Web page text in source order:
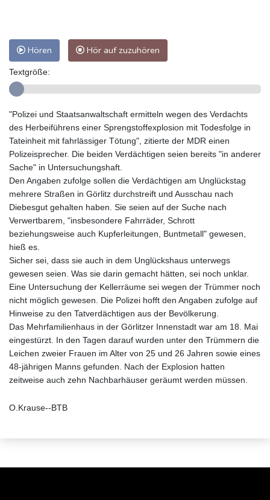
Hören Hör auf zuzuhören
Textgröße:
"Polizei und Staatsanwaltschaft ermitteln wegen des Verdachts
des Herbeiführens einer Sprengstoffexplosion mit Todesfolge in
Tateinheit mit fahrlässiger Tötung", zitierte der MDR einen
Polizeisprecher. Die beiden Verdächtigen seien bereits "in anderer
Sache" in Untersuchungshaft.
Den Angaben zufolge sollen die Verdächtigen am Unglückstag
mehrere Straßen in Görlitz durchstreift und Ausschau nach
Diebesgut gehalten haben. Sie seien auf der Suche nach
Verwertbarem, "insbesondere Fahrräder, Schrott
beziehungsweise auch Kupferleitungen, Buntmetall" gewesen,
hieß es.
Sicher sei, dass sie auch in dem Unglückshaus unterwegs
gewesen seien. Was sie darin gemacht hätten, sei noch unklar.
Eine Untersuchung der Kellerräume sei wegen der Trümmer noch
nicht möglich gewesen. Die Polizei hofft den Angaben zufolge auf
Hinweise zu den Tatverdächtigen aus der Bevölkerung.
Das Mehrfamilienhaus in der Görlitzer Innenstadt war am 18. Mai
eingestürzt. In den Tagen darauf wurden unter den Trümmern die
Leichen zweier Frauen im Alter von 25 und 26 Jahren sowie eines
48-jährigen Manns gefunden. Nach der Explosion hatten
zeitweise auch zehn Nachbarhäuser geräumt werden müssen.
O.Krause--BTB